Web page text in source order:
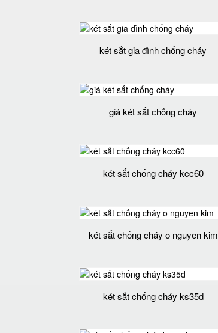
két sắt gia đình chống cháy
giá két sắt chống cháy
két sắt chống cháy kcc60
két sắt chống cháy o nguyen kim
két sắt chống cháy ks35d